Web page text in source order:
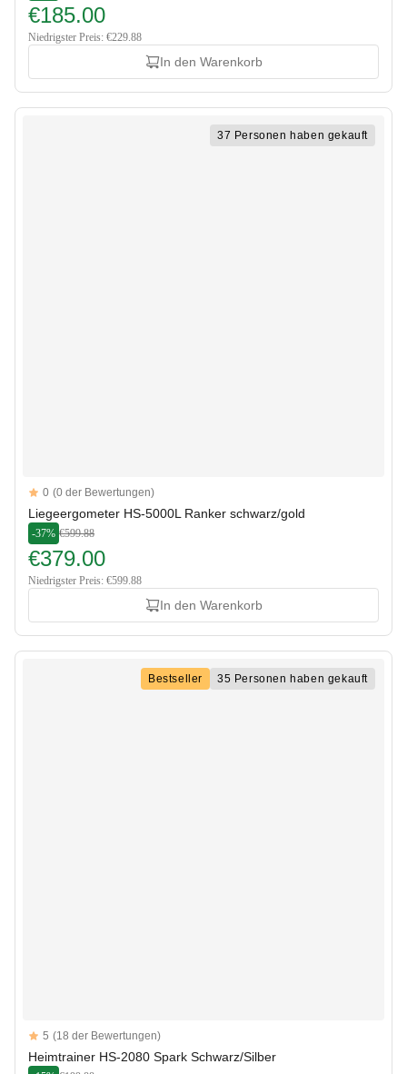
€185.00
Niedrigster Preis: €229.88
In den Warenkorb
37 Personen haben gekauft
Reviews
0 (0 der Bewertungen)
Liegeergometer HS-5000L Ranker schwarz/gold
-37% €599.88
€379.00
Niedrigster Preis: €599.88
In den Warenkorb
Bestseller 35 Personen haben gekauft
Reviews
5 out of 5 stars
5 (18 der Bewertungen)
Heimtrainer HS-2080 Spark Schwarz/Silber